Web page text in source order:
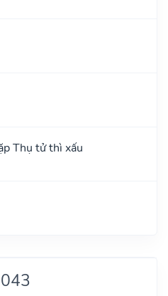
Thụ tử thì xấu